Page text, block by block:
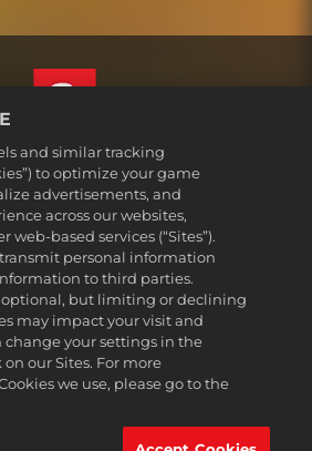
法務
隱私權政策
Cookie政策
支援
售或分享我的個人資訊
Lookup & Refunds
2K Ad Partners
Software Inc. 2K, Firaxis Games,
logos are trademarks of Take-Two
繁體中文
and similar tracking
to optimize your game
advertisements, and
across our websites,
web-based services (“Sites”).
transmit personal information
to third parties.
optional, but limiting or declining
may impact your visit and
change your settings in the
our Sites. For more
we use, please go to the